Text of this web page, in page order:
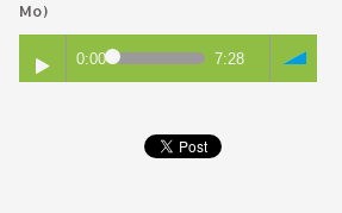
Mo)
0:00 7:28